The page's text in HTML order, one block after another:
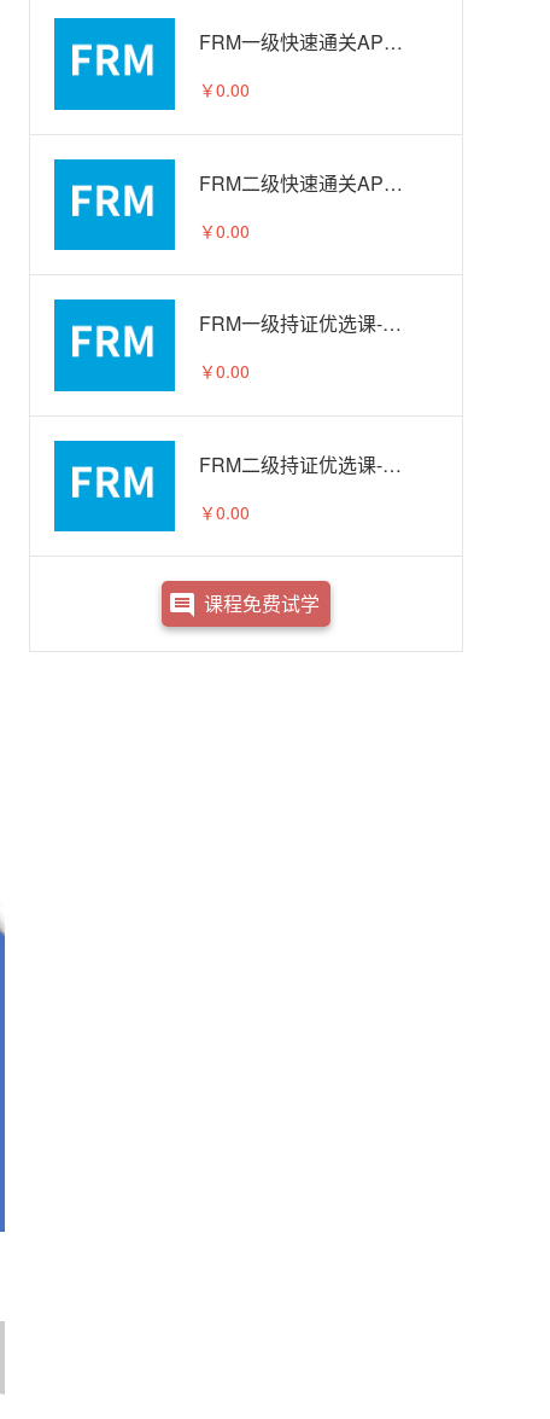
FRM一级快速通关APS智播课-试听
￥0.00
FRM二级快速通关APS智播课-试听
￥0.00
FRM一级持证优选课-试听
￥0.00
FRM二级持证优选课-试听
￥0.00
课程免费试学